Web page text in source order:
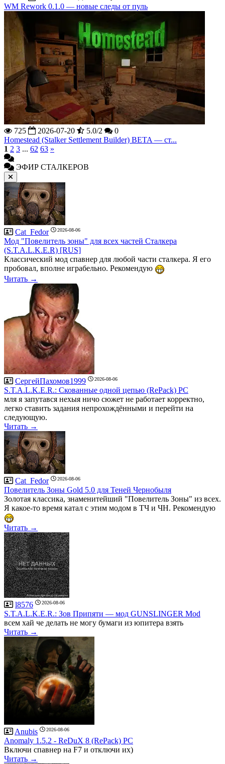
WM Rework 0.1.0 — новые следы от пуль
725 2026-07-20 5.0/2
0
Homestead (Stalker Settlement Builder) BETA — ст...
1 2 3 ... 62 63 »
ЭФИР СТАЛКЕРОВ
Cat_Fedor 2026-08-06
Мод "Повелитель зоны" для всех частей Сталкера
(S.T.A.L.K.E.R) [RUS]
Классический мод спавнер для любой части сталкера. Я его
пробовал, вполне играбельно. Рекомендую
Читать →
СергейПахомов1999 2026-08-06
S.T.A.L.K.E.R.: Скованные одной цепью (RePack) PC
мля я запутався нехыя ничо сюжет не работает корректно,
легко ставить задания непрохождёнными и перейти на
следующую.
Читать →
Cat_Fedor 2026-08-06
Повелитель Зоны Gold 5.0 для Теней Чернобыля
Золотая классика, знаменитейший "Повелитель Зоны" из всех.
Я какое-то время катал с этим модом в ТЧ и ЧН. Рекомендую
Читать →
l8576 2026-08-06
S.T.A.L.K.E.R.: Зов Припяти — мод GUNSLINGER Mod
всем хай че делать не могу бумаги из юпитера взять
Читать →
Anubis 2026-08-06
Anomaly 1.5.2 - ReDuX 8 (RePack) PC
Включи спавнер на F7 и отключи их)
Читать →